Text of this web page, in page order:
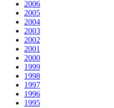
2006
2005
2004
2003
2002
2001
2000
1999
1998
1997
1996
1995